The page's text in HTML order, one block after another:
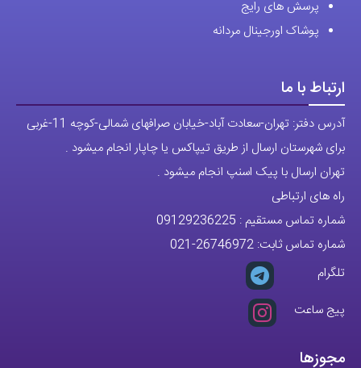
پرسش های رایج
پوشاک اورجینال مردانه
ارتباط با ما
آدرس دفتر: تهران-سعادت آباد-خیابان صرافهای شمالی-کوچه 11-غربی
برای شهرستان ارسال از طریق تیپاکس یا چاپار انجام میشود .
تهران ارسال با پیک اسنپ انجام میشود .
راه های ارتباطی
شماره تماس مستقیم : 09129236225
شماره تماس ثابت: 26746972
-021
تلگرام
پیج ساعت
مجوزها